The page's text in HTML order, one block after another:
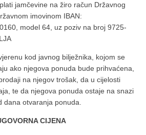
jamčevine na žiro račun Državnog
imovinom IBAN:
model 64, uz poziv na broj 9725-
kod javnog bilježnika, kojom se
ako njegova ponuda bude prihvaćena,
na njegov trošak, da u cijelosti
te da njegova ponuda ostaje na snazi
dana otvaranja ponuda.
CIJENA